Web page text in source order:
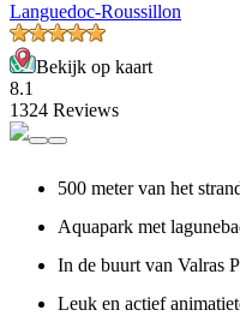
Languedoc-Roussillon
Bekijk op kaart
8.1
1324 Reviews
500 meter van het
Aquapark met
In de buurt van Valras
Leuk en actief